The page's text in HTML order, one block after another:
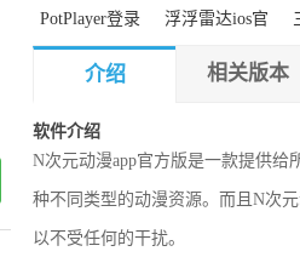
PotPlayer登录
入口手机版
浮浮雷达ios官
介绍 相关版本
软件介绍
N次元动漫app官方版是一款提供
种不同类型的动漫资源。而且N次
以不受任何的干扰。